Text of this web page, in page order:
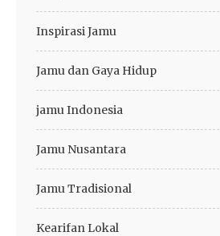
Inspirasi Jamu
Jamu dan Gaya Hidup
jamu Indonesia
Jamu Nusantara
Jamu Tradisional
Kearifan Lokal